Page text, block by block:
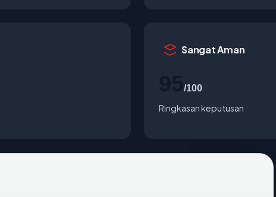
Sangat Aman
/100
Ringkasan keputusan